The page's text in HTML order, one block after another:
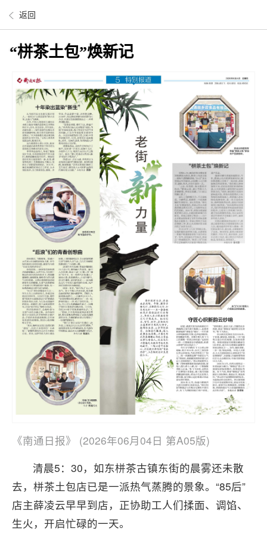
返回
“栟茶土包”焕新记
《南通日报》 (2026年06月04日 第A05版)
清晨5：30，如东栟茶古镇东街的晨雾还未散
去，栟茶土包店已是一派热气蒸腾的景象。“85后”
店主薛凌云早早到店，正协助工人们揉面、调馅、
生火，开启忙碌的一天。